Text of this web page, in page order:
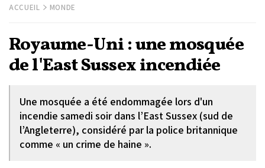
ACCUEIL MONDE
Royaume-Uni : une mosquée
de l'East Sussex incendiée
Une mosquée a été endommagée lors d'un
incendie samedi soir dans l’East Sussex (sud de
l’Angleterre), considéré par la police britannique
comme « un crime de haine ».